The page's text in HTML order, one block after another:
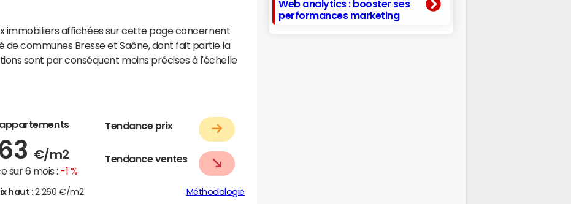
immobiliers affichées sur cette page concernent
de communes Bresse et Saône, dont fait partie la
sont par conséquent moins précises à l'échelle
€/m2
sur 6 mois : -1 %
Tendance prix
Tendance ventes
haut : 2 260 €/m2 Méthodologie
Web analytics : booster ses
performances marketing